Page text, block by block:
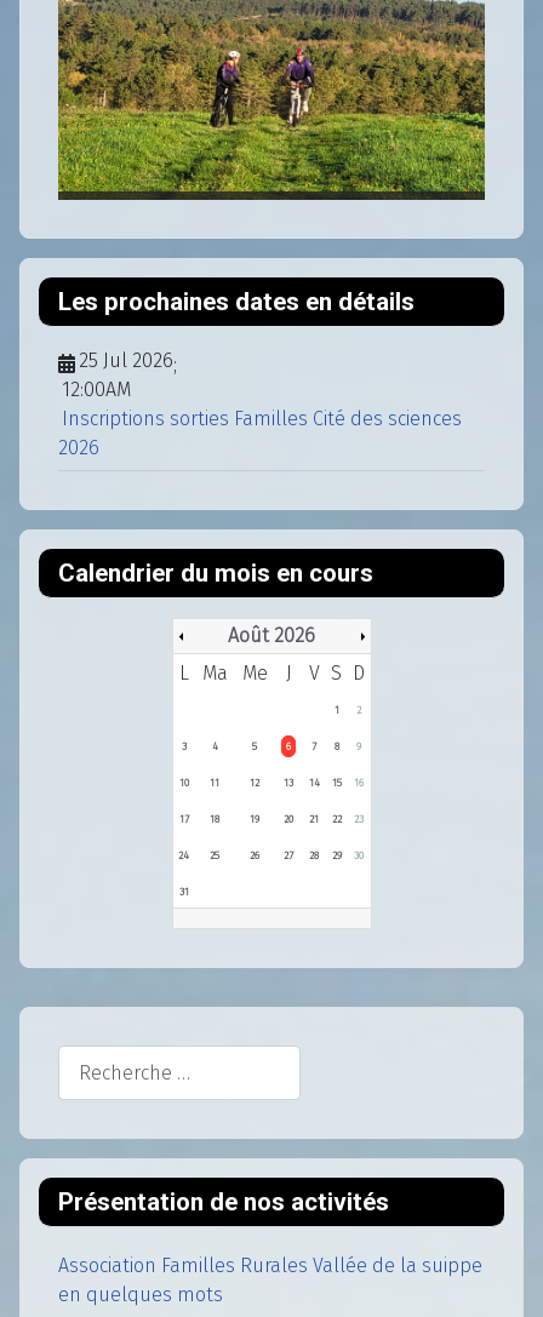
Rechercher
Présentation de nos activités
Association Familles Rurales Vallée de la suippe
en quelques mots
Les prochaines dates en détails
25 Jul 2026;
12:00AM
Inscriptions sorties Familles Cité des sciences
2026
Calendrier du mois en cours
Août 2026
L
Ma Me J V S D
1 2
3 4 5 6 7 8 9
10 11 12 13 14 15 16
17 18 19 20 21 22 23
24 25 26 27 28 29 30
31